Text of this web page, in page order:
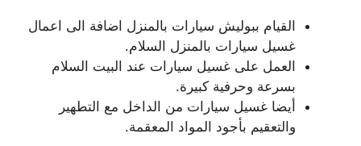
القيام ببوليش سيارات بالمنزل اضافة الى اعمال
غسيل سيارات بالمنزل السلام.
العمل على غسيل سيارات عند البيت السلام
بسرعة وحرفية كبيرة.
أيضا غسيل سيارات من الداخل مع التطهير
والتعقيم بأجود المواد المعقمة.